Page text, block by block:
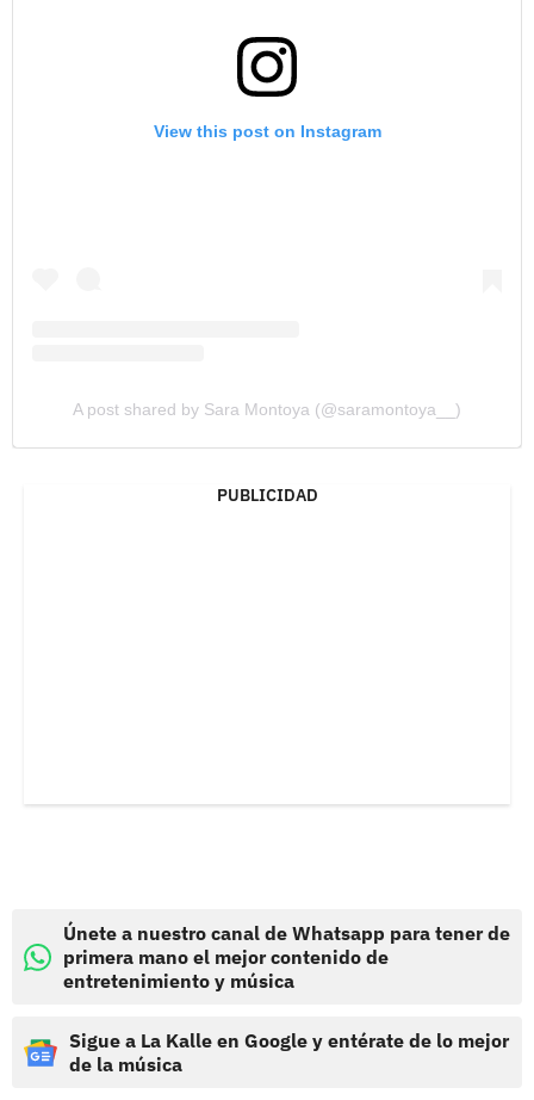
View this post on Instagram
A post shared by Sara Montoya (@saramontoya__)
PUBLICIDAD
Únete a nuestro canal de Whatsapp para tener de
primera mano el mejor contenido de
entretenimiento y música
Sigue a La Kalle en Google y entérate de lo mejor
de la música